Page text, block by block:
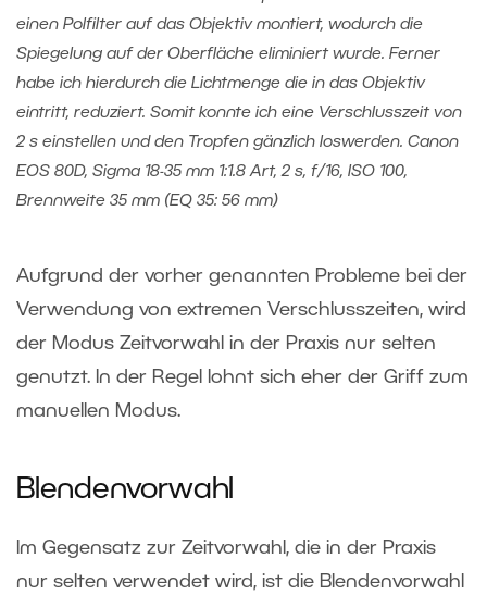
einen Polfilter auf das Objektiv montiert, wodurch die
Spiegelung auf der Oberfläche eliminiert wurde. Ferner
habe ich hierdurch die Lichtmenge die in das Objektiv
eintritt, reduziert. Somit konnte ich eine Verschlusszeit von
2 s einstellen und den Tropfen gänzlich loswerden. Canon
EOS 80D, Sigma 18-35 mm 1:1.8 Art, 2 s, f/16, ISO 100,
Brennweite 35 mm (EQ 35: 56 mm)
Aufgrund der vorher genannten Probleme bei der
Verwendung von extremen Verschlusszeiten, wird
der Modus Zeitvorwahl in der Praxis nur selten
genutzt. In der Regel lohnt sich eher der Griff zum
manuellen Modus.
Blendenvorwahl
Im Gegensatz zur Zeitvorwahl, die in der Praxis
nur selten verwendet wird, ist die Blendenvorwahl